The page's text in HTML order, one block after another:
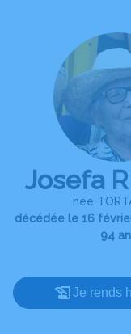
Josefa
née
décédée le 16
94
Je rends